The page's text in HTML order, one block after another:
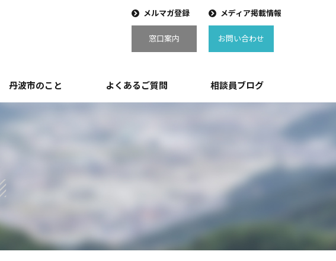
メルマガ登録
窓口案内
メディア掲載情報
お問い合わせ
丹波市のこと よくあるご質問 相談員ブログ